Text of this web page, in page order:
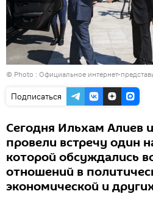
© Photo : Официальное интернет-
Подписаться
Сегодня Ильхам Алиев
провели встречу один
которой обсуждались
отношений в
экономической и